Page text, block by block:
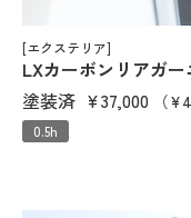
[エクステリア]
LXカーボンリアガ
塗装済 ¥37,000 （
0.5h